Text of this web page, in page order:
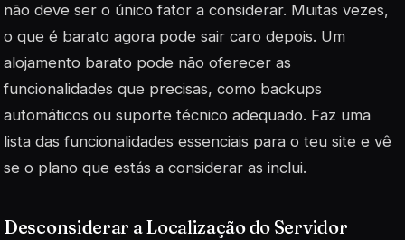
não deve ser o único fator a considerar. Muitas vezes,
o que é barato agora pode sair caro depois. Um
alojamento barato pode não oferecer as
funcionalidades que precisas, como backups
automáticos ou suporte técnico adequado. Faz uma
lista das funcionalidades essenciais para o teu site e vê
se o plano que estás a considerar as inclui.
Desconsiderar a Localização do Servidor